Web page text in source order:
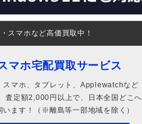
スマホなど高価買取中！
マホ宅配買取サービス
スマホ、タブレット、Applewatchなど
査定額2,000円以上で、日本全国どこへ
ます！（※離島等一部地域を除く）